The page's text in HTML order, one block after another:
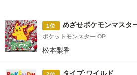
1位 めざせポケモンマスタ
ポケットモンスター OP
松本梨香
タイプ:ワイルド